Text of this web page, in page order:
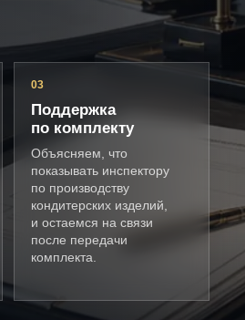
03
Поддержка
по комплекту
Объясняем, что
показывать инспектору
по производству
кондитерских изделий,
и остаемся на связи
после передачи
комплекта.